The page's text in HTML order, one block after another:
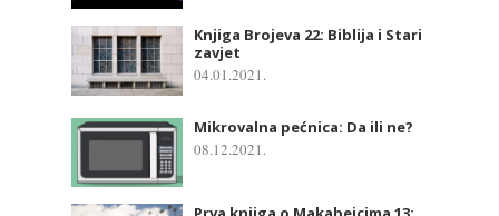
Knjiga Brojeva 22: Biblija i Stari
zavjet
04.01.2021.
Mikrovalna pećnica: Da ili ne?
08.12.2021.